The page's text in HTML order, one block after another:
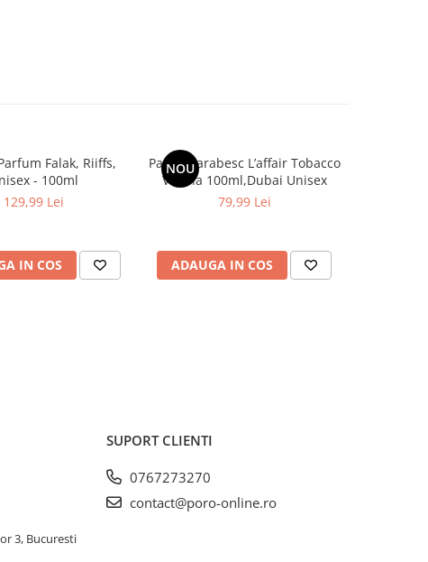
Falak, Riiffs,
- 100ml
129,99 Lei
IN COS
NOU
Parfum arabesc L’affair Tobacco
Vanilla 100ml,Dubai Unisex
79,99 Lei
ADAUGA IN COS
3, Bucuresti
SUPORT CLIENTI
0767273270
contact@poro-online.ro